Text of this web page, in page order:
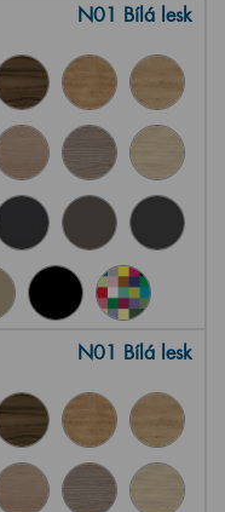
N01 Bílá lesk
N01 Bílá lesk